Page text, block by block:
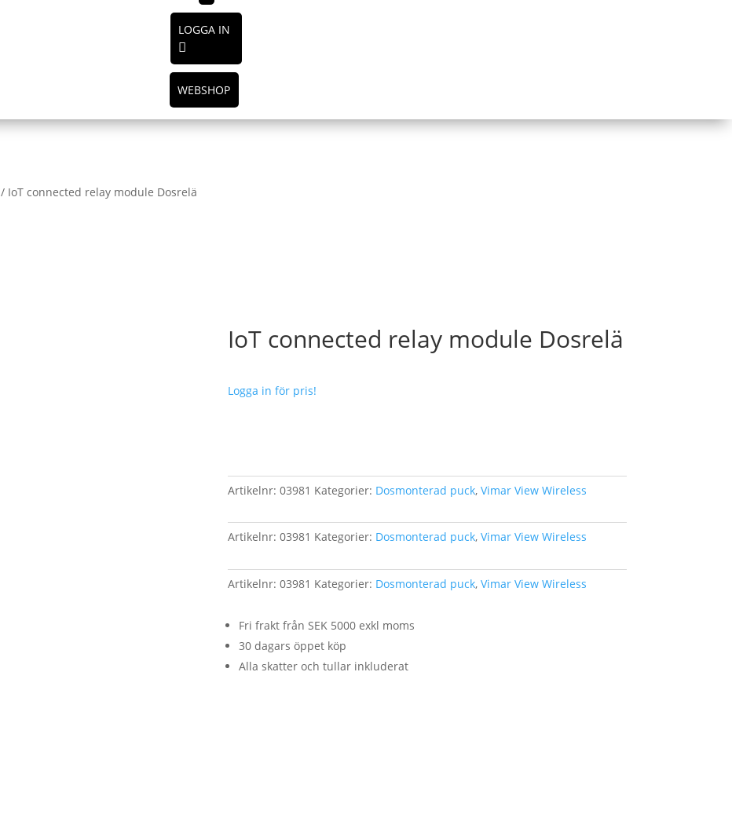
LOGGA IN
WEBSHOP
/ IoT connected relay module Dosrelä
IoT connected relay module Dosrelä
Logga in för pris!
Artikelnr: 03981 Kategorier: Dosmonterad puck, Vimar View Wireless
Artikelnr: 03981 Kategorier: Dosmonterad puck, Vimar View Wireless
Artikelnr: 03981 Kategorier: Dosmonterad puck, Vimar View Wireless
Fri frakt från SEK 5000 exkl moms
30 dagars öppet köp
Alla skatter och tullar inkluderat